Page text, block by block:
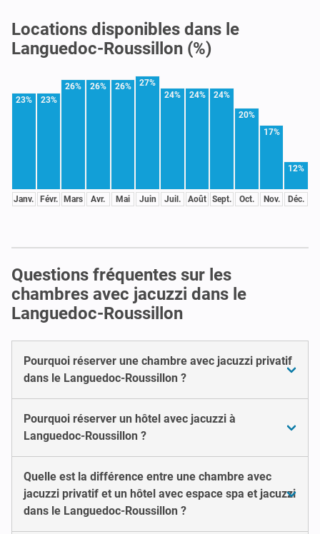
Locations disponibles dans le
Languedoc-Roussillon (%)
23%
Janv.
23%
Févr.
26%
Mars
26%
Avr.
26%
Mai
27%
Juin
24%
Juil.
24%
Août
24%
Sept.
20%
Oct.
17%
Nov.
12%
Déc.
Questions fréquentes sur les
chambres avec jacuzzi dans le
Languedoc-Roussillon
Pourquoi réserver une chambre avec jacuzzi privatif
dans le Languedoc-Roussillon ?
Pourquoi réserver un hôtel avec jacuzzi à
Languedoc-Roussillon ?
Quelle est la différence entre une chambre avec
jacuzzi privatif et un hôtel avec espace spa et jacuzzi
dans le Languedoc-Roussillon ?